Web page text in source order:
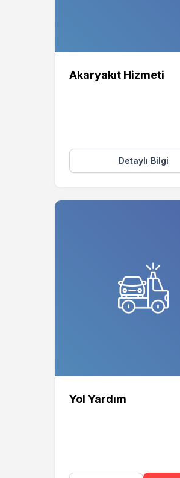
Akaryakıt Hizmeti
Detaylı Bilgi
Yol Yardım